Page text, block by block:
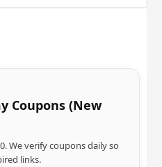
Coupons (New
We verify coupons daily so
links.